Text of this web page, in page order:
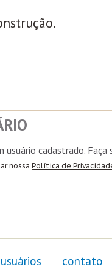
usuário cadastrado. Faça
nossa Política de
usuários contato